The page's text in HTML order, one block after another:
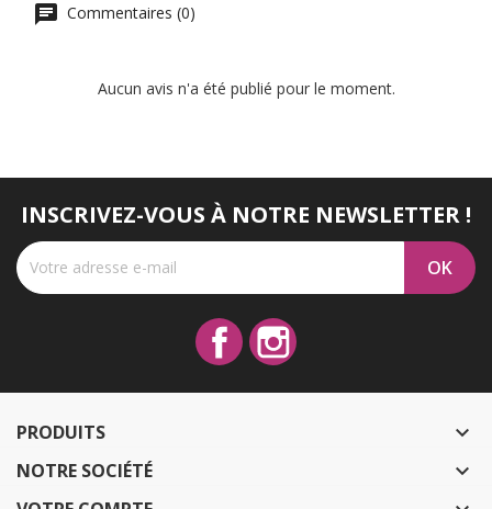
Commentaires (0)
Aucun avis n'a été publié pour le moment.
INSCRIVEZ-VOUS À NOTRE NEWSLETTER !
Facebook
PRODUITS 
NOTRE SOCIÉTÉ 